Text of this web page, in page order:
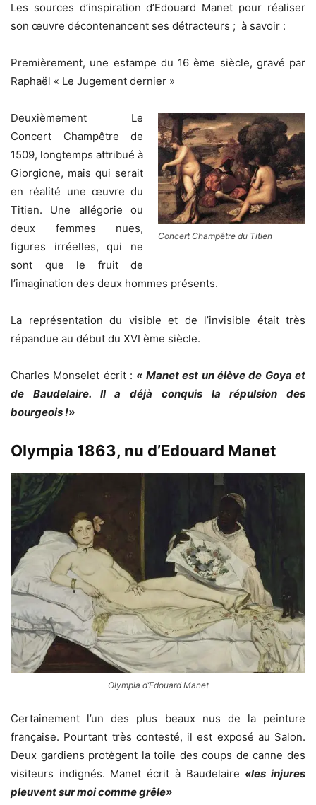
Les sources d’inspiration d’Edouard Manet pour réaliser
son œuvre décontenancent ses détracteurs ; à savoir :
Premièrement, une estampe du 16 ème siècle, gravé par
Raphaël « Le Jugement dernier »
Concert Champêtre du Titien
Deuxièmement Le
Concert Champêtre de
1509, longtemps attribué à
Giorgione, mais qui serait
en réalité une œuvre du
Titien. Une allégorie ou
deux femmes nues,
figures irréelles, qui ne
sont que le fruit de
l’imagination des deux hommes présents.
La représentation du visible et de l’invisible était très
répandue au début du XVI ème siècle.
Charles Monselet écrit : « Manet est un élève de Goya et
de Baudelaire. Il a déjà conquis la répulsion des
bourgeois !»
Olympia 1863, nu d’Edouard Manet
Olympia d’Edouard Manet
Certainement l’un des plus beaux nus de la peinture
française. Pourtant très contesté, il est exposé au Salon.
Deux gardiens protègent la toile des coups de canne des
visiteurs indignés. Manet écrit à Baudelaire «les injures
pleuvent sur moi comme grêle»